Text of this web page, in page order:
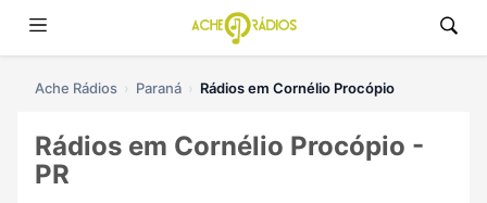
Ache Rádios Paraná Rádios em Cornélio Procópio
Rádios em Cornélio Procópio -
PR